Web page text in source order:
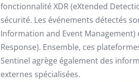
fonctionnalité XDR (eXtended
sécurité. Les événements détectés
Information and Event Management)
Response). Ensemble, ces
Sentinel agrège également des
externes spécialisées.